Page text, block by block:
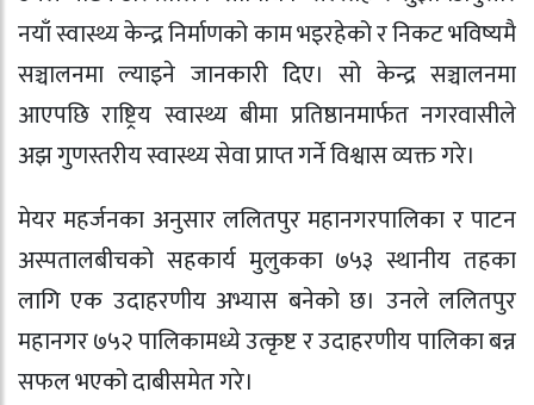
नयाँ स्वास्थ्य केन्द्र निर्माणको काम भइरहेको र निकट भविष्यमै
सञ्चालनमा ल्याइने जानकारी दिए। सो केन्द्र सञ्चालनमा
आएपछि राष्ट्रिय स्वास्थ्य बीमा प्रतिष्ठानमार्फत नगरवासीले
अझ गुणस्तरीय स्वास्थ्य सेवा प्राप्त गर्ने विश्वास व्यक्त गरे।
मेयर महर्जनका अनुसार ललितपुर महानगरपालिका र पाटन
अस्पतालबीचको सहकार्य मुलुकका ७५३ स्थानीय तहका
लागि एक उदाहरणीय अभ्यास बनेको छ। उनले ललितपुर
महानगर ७५२ पालिकामध्ये उत्कृष्ट र उदाहरणीय पालिका बन्न
सफल भएको दाबीसमेत गरे।